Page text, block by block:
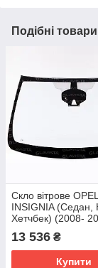
Подібні
Скло вітрове OPEL
INSIGNIA (Седан,
Хетчбек) (2008-
13 536 ₴
Купити